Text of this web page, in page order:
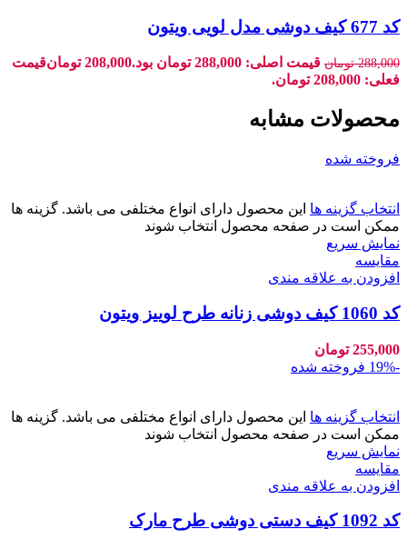
کد 677 کیف دوشی مدل لویی ویتون
288,000 تومان قیمت اصلی: 288,000 تومان بود. 208,000 تومانقیمت
فعلی: 208,000 تومان.
محصولات مشابه
فروخته شده
انتخاب گزینه ها این محصول دارای انواع مختلفی می باشد. گزینه ها
ممکن است در صفحه محصول انتخاب شوند
نمایش سریع
مقايسه
افزودن به علاقه مندی
کد 1060 کیف دوشی زنانه طرح لوییز ویتون
255,000 تومان
-19%
فروخته شده
انتخاب گزینه ها این محصول دارای انواع مختلفی می باشد. گزینه ها
ممکن است در صفحه محصول انتخاب شوند
نمایش سریع
مقايسه
افزودن به علاقه مندی
کد 1092 کیف دستی دوشی طرح مارک